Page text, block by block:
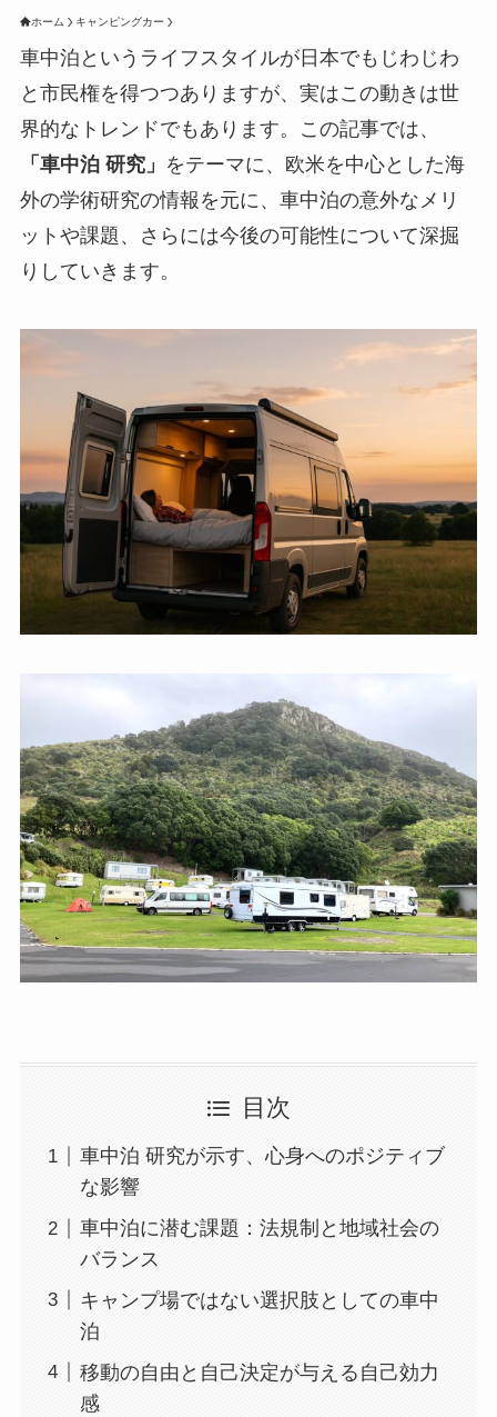
ホーム キャンピングカー
車中泊というライフスタイルが日本でもじわじわ
と市民権を得つつありますが、実はこの動きは世
界的なトレンドでもあります。この記事では、
「車中泊 研究」 をテーマに、欧米を中心とした海
外の学術研究の情報を元に、車中泊の意外なメリ
ットや課題、さらには今後の可能性について深掘
りしていきます。
目次
車中泊 研究が示す、心身へのポジティブ
な影響
車中泊に潜む課題：法規制と地域社会の
バランス
キャンプ場ではない選択肢としての車中
泊
移動の自由と自己決定が与える自己効力
感